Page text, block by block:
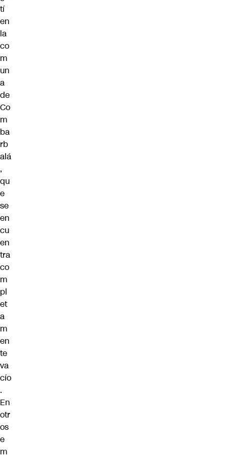
tí
en
la
co
m
un
a
de
Co
m
ba
rb
alá
,
qu
e
se
en
cu
en
tra
co
m
pl
et
a
m
en
te
va
cío
.
En
otr
os
e
m